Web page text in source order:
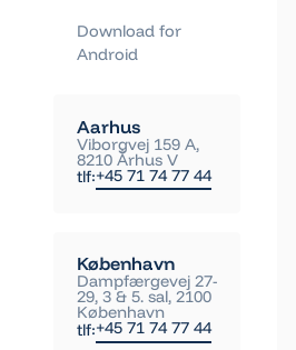
Download for
Android
Aarhus
Viborgvej 159 A,
8210 Århus V
tlf:+45 71 74 77 44
København
Dampfærgevej 27-
29, 3 & 5. sal, 2100
København
tlf:+45 71 74 77 44